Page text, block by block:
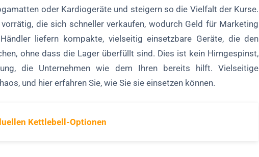
oder Kardiogeräte und steigern so die Vielfalt der Kurse.
die sich schneller verkaufen, wodurch Geld für Marketing
liefern kompakte, vielseitig einsetzbare Geräte, die den
ohne dass die Lager überfüllt sind. Dies ist kein Hirngespinst,
die Unternehmen wie dem Ihren bereits hilft. Vielseitige
und hier erfahren Sie, wie Sie sie einsetzen können.
Kettlebell-Optionen